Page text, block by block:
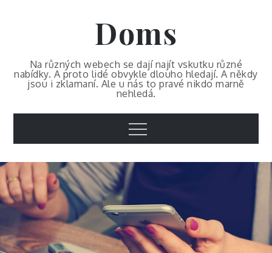
Doms
Na různých webech se dají najít vskutku různé
nabídky. A proto lidé obvykle dlouho hledají. A někdy
jsou i zklamaní. Ale u nás to pravé nikdo marně
nehledá.
Menu